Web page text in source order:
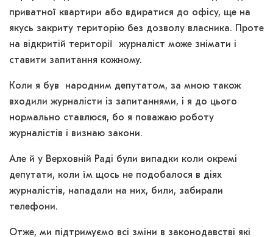
приватної квартири або вдиратися до офісу, ще на
якусь закриту територію без дозволу власника. Проте
на відкритій території журналіст може знімати і
ставити запитання кожному.
Коли я був народним депутатом, за мною також
входили журналісти із запитаннями, і я до цього
нормально ставлюся, бо я поважаю роботу
журналістів і визнаю закони.
Але й у Верховній Раді були випадки коли окремі
депутати, коли їм щось не подобалося в діях
журналістів, нападали на них, били, забирали
телефони.
Отже, ми підтримуємо всі зміни в законодавстві які